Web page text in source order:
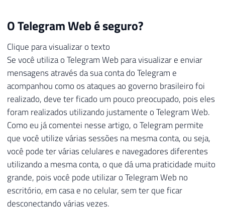
O Telegram Web é seguro?
Clique para visualizar o texto
Se você utiliza o Telegram Web para visualizar e enviar
mensagens através da sua conta do Telegram e
acompanhou como os ataques ao governo brasileiro foi
realizado, deve ter ficado um pouco preocupado, pois eles
foram realizados utilizando justamente o Telegram Web.
Como eu já comentei nesse artigo, o Telegram permite
que você utilize várias sessões na mesma conta, ou seja,
você pode ter várias celulares e navegadores diferentes
utilizando a mesma conta, o que dá uma praticidade muito
grande, pois você pode utilizar o Telegram Web no
escritório, em casa e no celular, sem ter que ficar
desconectando várias vezes.